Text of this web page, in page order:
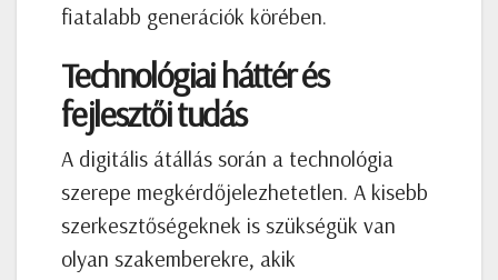
fiatalabb generációk körében.
Technológiai háttér és
fejlesztői tudás
A digitális átállás során a technológia
szerepe megkérdőjelezhetetlen. A kisebb
szerkesztőségeknek is szükségük van
olyan szakemberekre, akik